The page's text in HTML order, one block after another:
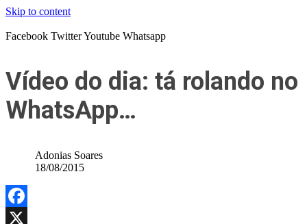
Skip to content
Facebook TwitterYoutube Whatsapp
Vídeo do dia: tá rolando no
WhatsApp…
Adonias Soares
18/08/2015
Facebook